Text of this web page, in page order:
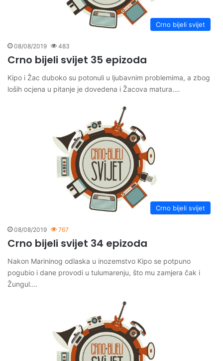
Crno bijeli svijet
08/08/2019 483
Crno bijeli svijet 35 epizoda
Kipo i Žac duboko su potonuli u ljubavnim problemima, a zbog
loših ocjena u pitanje je dovedena i Žacova matura.…
Crno bijeli svijet
08/08/2019 767
Crno bijeli svijet 34 epizoda
Nakon Marininog odlaska u inozemstvo Kipo se potpuno
pogubio i dane provodi u tulumarenju, što mu zamjera čak i
Žungul.…